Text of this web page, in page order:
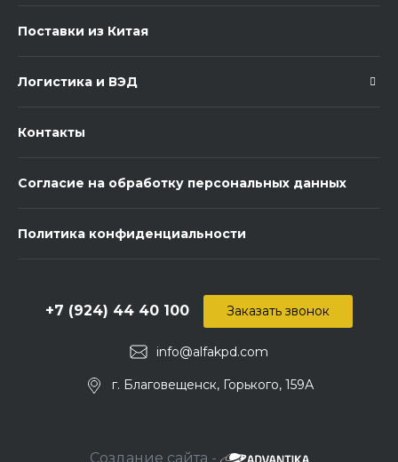
Поставки из Китая
Логистика и ВЭД
Контакты
Согласие на обработку персональных данных
Политика конфиденциальности
info@alfakpd.com
+7 (924) 44 40 100
г. Благовещенск, Горького, 159А
Заказать звонок
Создание сайта -